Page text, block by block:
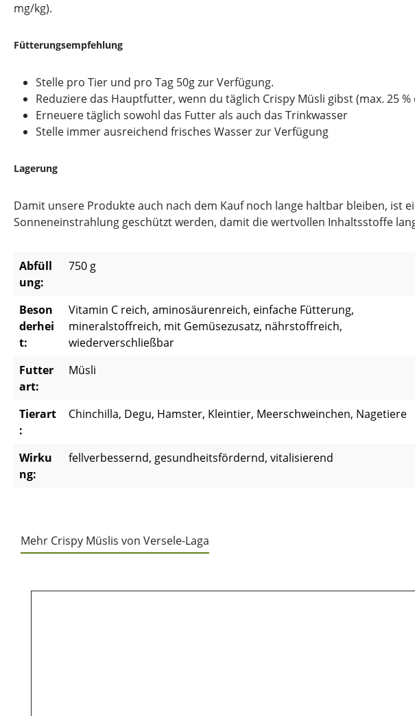
mg/kg).
Fütterungsempfehlung
Stelle pro Tier und pro Tag 50g zur Verfügung.
Reduziere das Hauptfutter, wenn du täglich Crispy Müsli gibst (max. 25
Erneuere täglich sowohl das Futter als auch das Trinkwasser
Stelle immer ausreichend frisches Wasser zur Verfügung
Lagerung
Damit unsere Produkte auch nach dem Kauf noch lange haltbar bleiben,
Sonneneinstrahlung geschützt werden, damit die wertvollen Inhaltsstoffe
Abfüll
ung:
750 g
Beson
derhei
t:
Vitamin C reich, aminosäurenreich, einfache Fütterung,
mineralstoffreich, mit Gemüsezusatz, nährstoffreich,
wiederverschließbar
Futter
art:
Müsli
Tierart
:
Chinchilla, Degu, Hamster, Kleintier, Meerschweinchen, Nagetiere
Wirku
ng:
fellverbessernd, gesundheitsfördernd, vitalisierend
Mehr Crispy Müslis von Versele-Laga